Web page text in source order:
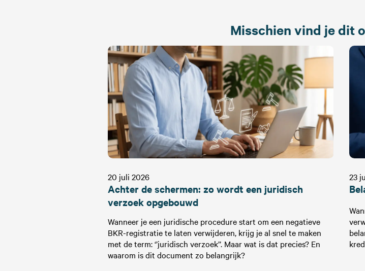
Misschien vind je dit
20 juli 2026
Achter de schermen: zo wordt een juridisch
verzoek opgebouwd
Wanneer je een juridische procedure start om een negatieve
BKR-registratie te laten verwijderen, krijg je al snel te maken
met de term: ‘’juridisch verzoek’’. Maar wat is dat precies? En
waarom is dit document zo belangrijk?
23